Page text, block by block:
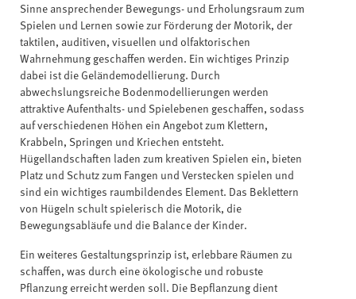
Sinne ansprechender Bewegungs- und Erholungsraum zum
Spielen und Lernen sowie zur Förderung der Motorik, der
taktilen, auditiven, visuellen und olfaktorischen
Wahrnehmung geschaffen werden. Ein wichtiges Prinzip
dabei ist die Geländemodellierung. Durch
abwechslungsreiche Bodenmodellierungen werden
attraktive Aufenthalts- und Spielebenen geschaffen, sodass
auf verschiedenen Höhen ein Angebot zum Klettern,
Krabbeln, Springen und Kriechen entsteht.
Hügellandschaften laden zum kreativen Spielen ein, bieten
Platz und Schutz zum Fangen und Verstecken spielen und
sind ein wichtiges raumbildendes Element. Das Beklettern
von Hügeln schult spielerisch die Motorik, die
Bewegungsabläufe und die Balance der Kinder.
Ein weiteres Gestaltungsprinzip ist, erlebbare Räumen zu
schaffen, was durch eine ökologische und robuste
Pflanzung erreicht werden soll. Die Bepflanzung dient